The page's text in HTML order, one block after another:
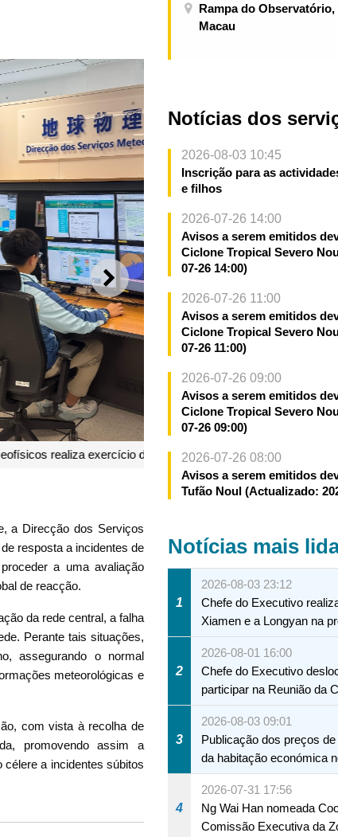
SEGUINTE
incidentes de rede
a Direcção dos Serviços
resposta a incidentes de
a uma avaliação
de reacção.
da rede central, a falha
Perante tais situações,
assegurando o normal
meteorológicas e
com vista à recolha de
promovendo assim a
a incidentes súbitos
Rampa do Observatório,
Macau
Notícias dos
2026-08-03 10:45
Inscrição para as
e filhos
2026-07-26 14:00
Avisos a serem emitidos
Ciclone Tropical Severo
07-26 14:00)
2026-07-26 11:00
Avisos a serem emitidos
Ciclone Tropical Severo
07-26 11:00)
2026-07-26 09:00
Avisos a serem emitidos
Ciclone Tropical Severo
07-26 09:00)
2026-07-26 08:00
Avisos a serem emitidos
Tufão Noul (Actualizado:
Notícias mais
1
2026-08-03 23:12
Chefe do Executivo
Xiamen e a Longyan na
2
2026-08-01 16:00
Chefe do Executivo
participar na Reunião da
Macau
3
2026-08-03 09:01
Publicação dos preços
da habitação económica
A12 da Zona A dos
4
2026-07-31 17:56
Ng Wai Han nomeada
Comissão Executiva da